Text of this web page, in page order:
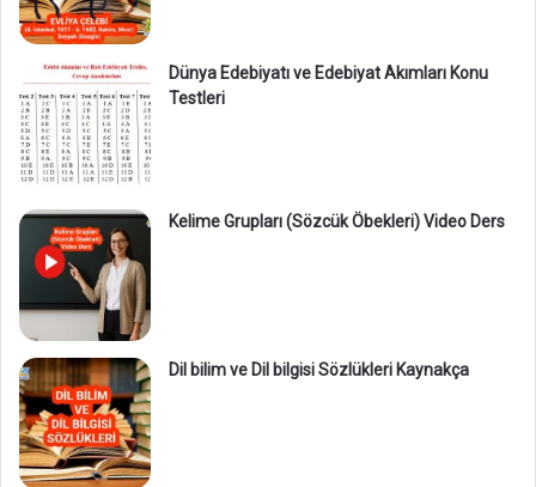
Dünya Edebiyatı ve Edebiyat Akımları Konu
Testleri
Kelime Grupları (Sözcük Öbekleri) Video Ders
Dil bilim ve Dil bilgisi Sözlükleri Kaynakça